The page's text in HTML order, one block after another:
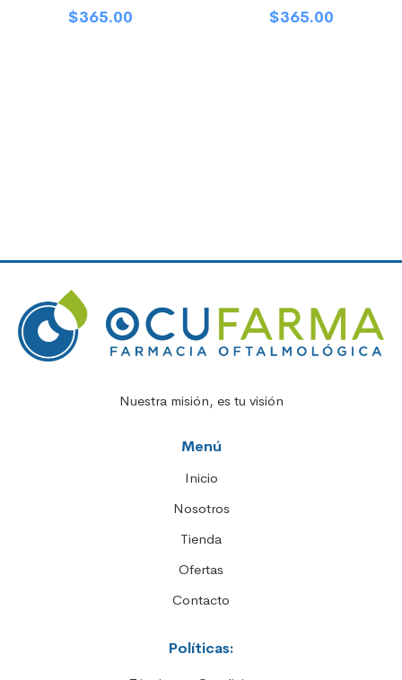
$365.00
$365.00
Nuestra misión, es tu visión
Menú
Inicio
Nosotros
Tienda
Ofertas
Contacto
Políticas: